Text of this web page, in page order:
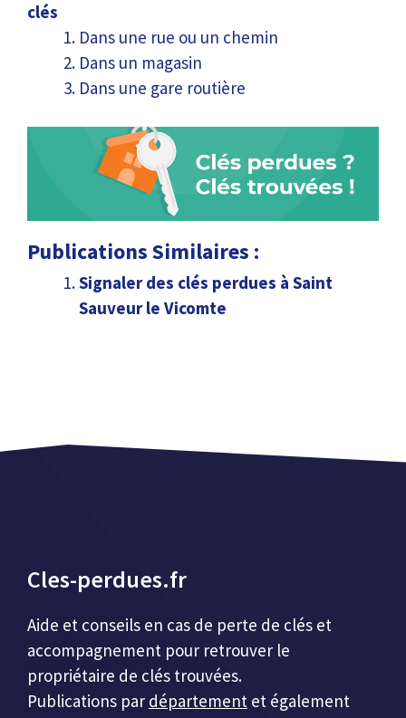
clés
Dans une rue ou un chemin
Dans un magasin
Dans une gare routière
Publications Similaires :
Signaler des clés perdues à Saint
Sauveur le Vicomte
Cles-perdues.fr
Aide et conseils en cas de perte de clés et
accompagnement pour retrouver le
propriétaire de clés trouvées.
Publications par département et également